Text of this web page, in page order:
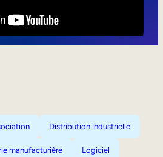
Distribution industrielle
manufacturière Logiciel